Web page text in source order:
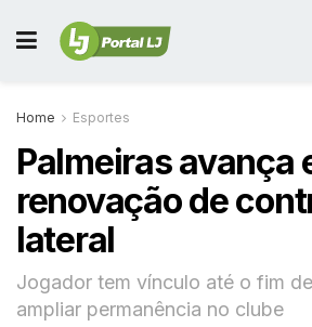
Home Esportes
Palmeiras avança
renovação de
lateral
Jogador tem vínculo até o fim
ampliar permanência no clube